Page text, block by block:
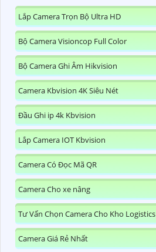
Lắp Camera Trọn Bộ Ultra HD
Bộ Camera Visioncop Full Color
Bộ Camera Ghi Âm Hikvision
Camera Kbvision 4K Siêu Nét
Đầu Ghi ip 4k Kbvision
Lắp Camera IOT Kbvision
Camera Có Đọc Mã QR
Camera Cho xe nâng
Tư Vấn Chọn Camera Cho Kho Logistics
Camera Giá Rẻ Nhất